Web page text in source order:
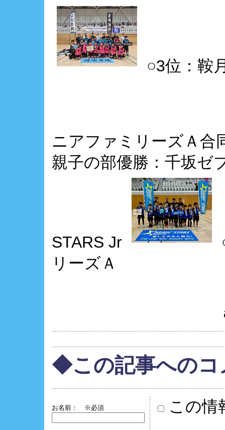
○3位：鞍
ニアファミリーズＡ
親子の部優勝：千坂ゼ
STARS Jr
リーズＡ
◆この記事へのコ
お名前： ※必須 この情